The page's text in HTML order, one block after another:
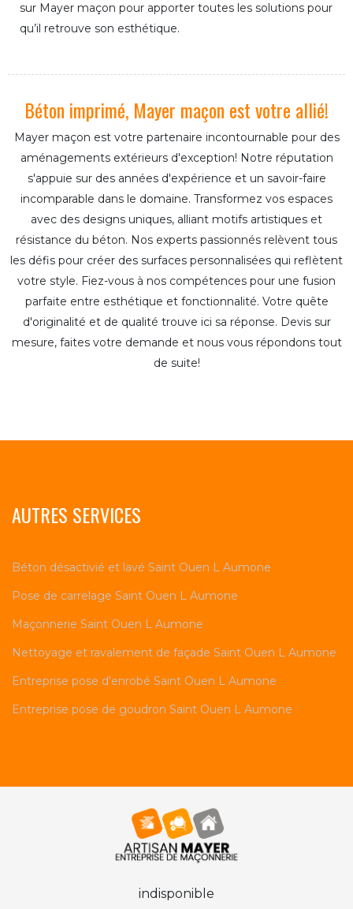
sur Mayer maçon pour apporter toutes les solutions pour
qu’il retrouve son esthétique.
Béton imprimé, Mayer maçon est votre allié!
Mayer maçon est votre partenaire incontournable pour des
aménagements extérieurs d'exception! Notre réputation
s'appuie sur des années d'expérience et un savoir-faire
incomparable dans le domaine. Transformez vos espaces
avec des designs uniques, alliant motifs artistiques et
résistance du béton. Nos experts passionnés relèvent tous
les défis pour créer des surfaces personnalisées qui reflètent
votre style. Fiez-vous à nos compétences pour une fusion
parfaite entre esthétique et fonctionnalité. Votre quête
d'originalité et de qualité trouve ici sa réponse. Devis sur
mesure, faites votre demande et nous vous répondons tout
de suite!
AUTRES SERVICES
Béton désactivié et lavé Saint Ouen L Aumone
Pose de carrelage Saint Ouen L Aumone
Maçonnerie Saint Ouen L Aumone
Nettoyage et ravalement de façade Saint Ouen L Aumone
Entreprise pose d'enrobé Saint Ouen L Aumone
Entreprise pose de goudron Saint Ouen L Aumone
indisponible